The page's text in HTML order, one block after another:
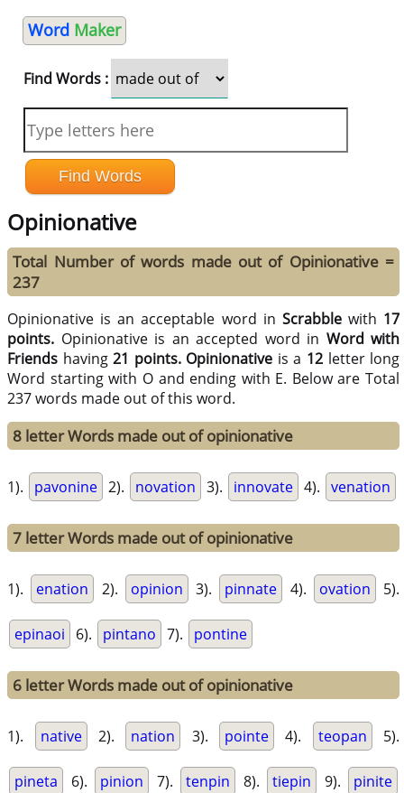
Word Maker
Find Words :
Opinionative
Total Number of words made out of Opinionative =
237
Opinionative is an acceptable word in Scrabblewith 17
points. Opinionative is an accepted word in Word with
Friends having21 points. Opinionative is a 12letter long
Word starting with O and ending with E. Below are Total
237 words made out of this word.
8 letter Words made out of opinionative
1). pavonine 2). novation 3). innovate 4). venation
7 letter Words made out of opinionative
1). enation 2). opinion 3). pinnate 4). ovation 5).
epinaoi 6). pintano 7). pontine
6 letter Words made out of opinionative
1). native 2). nation 3). pointe 4). teopan 5).
pineta 6). pinion 7). tenpin 8). tiepin 9). pinite